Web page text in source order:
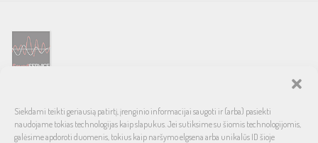
Siekdami teikti geriausią patirtį, įrenginio informacijai saugoti ir (arba) pasiekti
naudojame tokias technologijas kaip slapukus. Jei sutiksime su šiomis technologijomis,
galėsime apdoroti duomenis, tokius kaip naršymo elgsena arba unikalūs ID šioje
pasaulinio garso, laiko patikrintais namų bei automobilinės garso
aparatūros ženklais. Galimybė pirkti išsimokėtinai, garantuotas optimalus